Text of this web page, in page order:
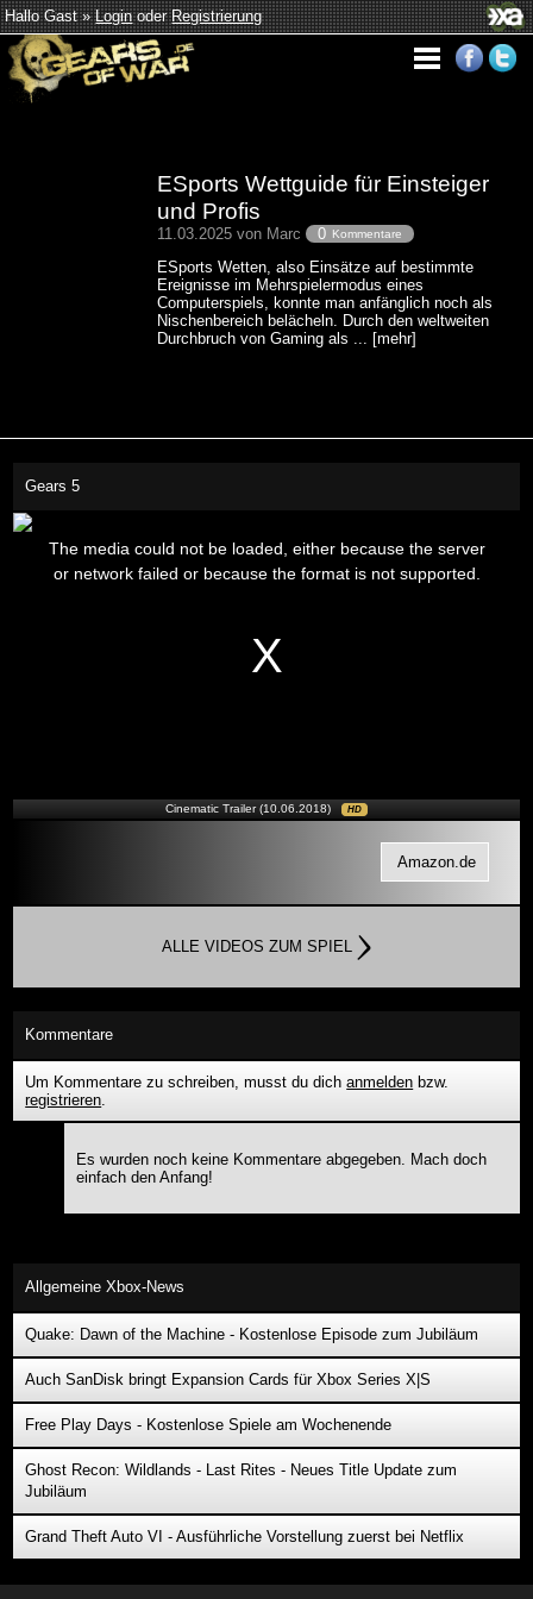
Hallo Gast »LoginoderRegistrierung
ESports Wettguide für Einsteiger
und Profis
11.03.2025 von Marc 0 Kommentare
ESports Wetten, also Einsätze auf bestimmte
Ereignisse im Mehrspielermodus eines
Computerspiels, konnte man anfänglich noch als
Nischenbereich belächeln. Durch den weltweiten
Durchbruch von Gaming als ... [mehr]
Gears 5
This
window.
The media could not be loaded, either because the server
or network failed or because the format is not supported.
Cinematic Trailer (10.06.2018) HD
Amazon.de
ALLE VIDEOS ZUM SPIEL
Kommentare
Um Kommentare zu schreiben, musst du dichanmelden bzw.
registrieren.
Es wurden noch keine Kommentare abgegeben. Mach doch
einfach den Anfang!
Allgemeine Xbox-News
Quake: Dawn of the Machine - Kostenlose Episode zum Jubiläum
Auch SanDisk bringt Expansion Cards für Xbox Series X|S
Free Play Days - Kostenlose Spiele am Wochenende
Ghost Recon: Wildlands - Last Rites - Neues Title Update zum
Jubiläum
Grand Theft Auto VI - Ausführliche Vorstellung zuerst bei Netflix